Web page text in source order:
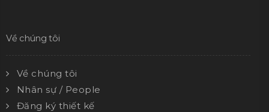
Về chúng tôi
Về chúng tôi
Nhân sự / People
Đăng ký thiết kế